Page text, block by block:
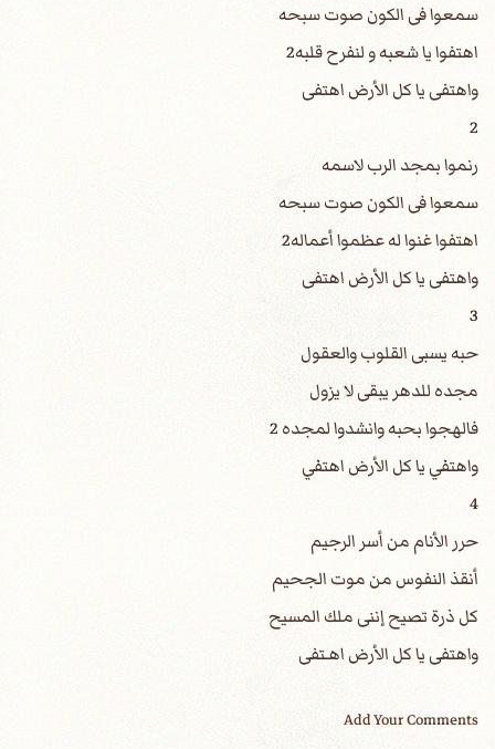
سمعوا فى الكون صوت سبحه
اهتفوا يا شعبه و لنفرح قلبه2
واهتفى يا كل الأرض اهتفى
2
رنموا بمجد الرب لاسمه
سمعوا فى الكون صوت سبحه
اهتفوا غنوا له عظموا أعماله2
واهتفى يا كل الأرض اهتفى
3
حبه يسبى القلوب والعقول
مجده للدهر يبقى لا يزول
فالهجوا بحبه وانشدوا لمجده 2
واهتفي يا كل الأرض اهتفي
4
حرر الأنام من أسر الرجيم
أنقذ النفوس من موت الجحيم
كل ذرة تصيح إننى ملك المسيح
واهتفى يا كل الأرض اهـتفى
Add Your Comments